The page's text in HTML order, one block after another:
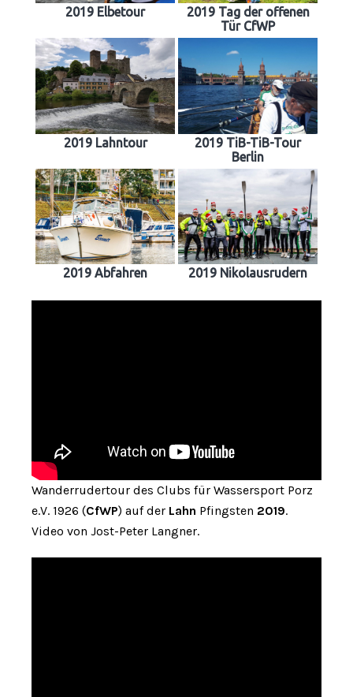
2019 Elbetour
2019 Tag der offenen
Tür CfWP
2019 Lahntour
2019 TiB-TiB-Tour
Berlin
2019 Abfahren 2019 Nikolausrudern
Wanderrudertour des Clubs für Wassersport Porz
e.V. 1926 (CfWP) auf der Lahn Pfingsten 2019.
Video von Jost-Peter Langner.